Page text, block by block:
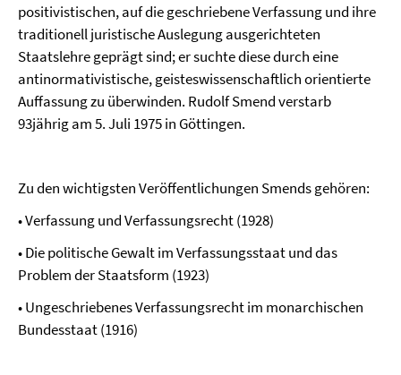
positivistischen, auf die geschriebene Verfassung und ihre
traditionell juristische Auslegung ausgerichteten
Staatslehre geprägt sind; er suchte diese durch eine
antinormativistische, geisteswissenschaftlich orientierte
Auffassung zu überwinden. Rudolf Smend verstarb
93jährig am 5. Juli 1975 in Göttingen.
Zu den wichtigsten Veröffentlichungen Smends gehören:
• Verfassung und Verfassungsrecht (1928)
• Die politische Gewalt im Verfassungsstaat und das
Problem der Staatsform (1923)
• Ungeschriebenes Verfassungsrecht im monarchischen
Bundesstaat (1916)